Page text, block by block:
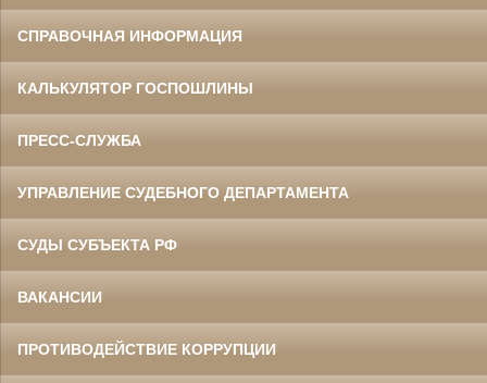
СПРАВОЧНАЯ ИНФОРМАЦИЯ
КАЛЬКУЛЯТОР ГОСПОШЛИНЫ
ПРЕСС-СЛУЖБА
УПРАВЛЕНИЕ СУДЕБНОГО ДЕПАРТАМЕНТА
СУДЫ СУБЪЕКТА РФ
ВАКАНСИИ
ПРОТИВОДЕЙСТВИЕ КОРРУПЦИИ